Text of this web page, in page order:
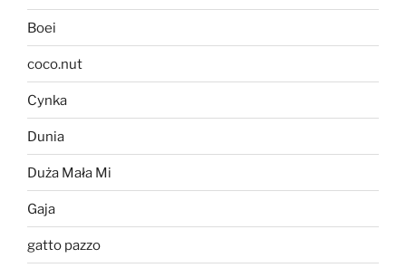
Boei
coco.nut
Cynka
Dunia
Duża Mała Mi
Gaja
gatto pazzo